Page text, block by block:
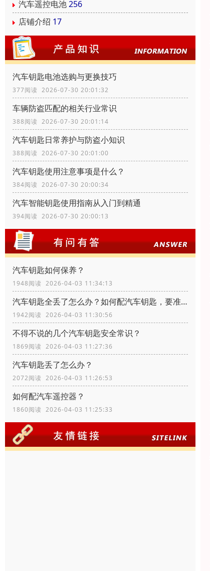
汽车遥控电池256
店铺介绍 17
汽车钥匙电池选购与更换技巧
377阅读 2026-07-30 20:01:32
车辆防盗匹配的相关行业常识
388阅读 2026-07-30 20:01:14
汽车钥匙日常养护与防盗小知识
388阅读 2026-07-30 20:01:00
汽车钥匙使用注意事项是什么？
384阅读 2026-07-30 20:00:34
汽车智能钥匙使用指南从入门到精通
394阅读 2026-07-30 20:00:13
汽车钥匙如何保养？
1948阅读 2026-04-03 11:34:13
汽车钥匙全丢了怎么办？如何配汽车钥匙，要准备什么资料？
1942阅读 2026-04-03 11:30:56
不得不说的几个汽车钥匙安全常识？
1869阅读 2026-04-03 11:27:36
汽车钥匙丢了怎么办？
2072阅读 2026-04-03 11:26:53
如何配汽车遥控器？
1860阅读 2026-04-03 11:25:33